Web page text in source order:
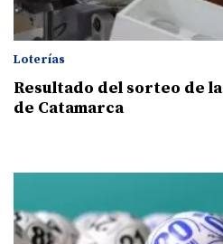
Loterías
Resultado del sorteo de
de Catamarca